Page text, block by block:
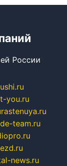
России
you.ru
rastenuya.ru
team.ru
news.ru